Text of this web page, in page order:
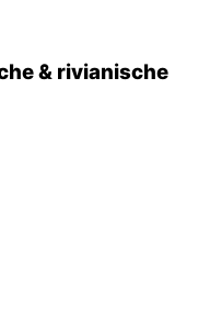
& rivianische